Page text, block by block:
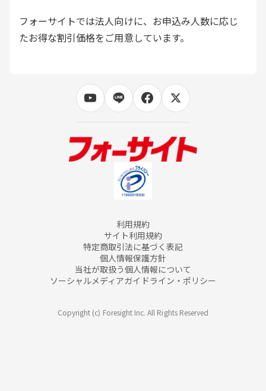
フォーサイトでは法人向けに、お申込み人数に応じ
たお得な割引価格をご用意しています。
利用規約
サイト利用規約
特定商取引法に基づく表記
個人情報保護方針
当社が取扱う個人情報について
ソーシャルメディアガイドライン・ポリシー
Copyright (c) Foresight Inc. All Rights Reserved